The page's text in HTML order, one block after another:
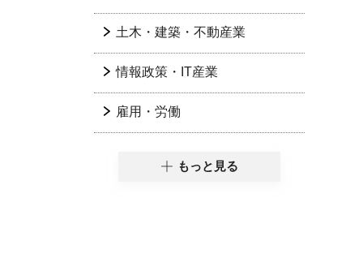
土木・建築・不動産業
情報政策・IT産業
雇用・労働
もっと見る